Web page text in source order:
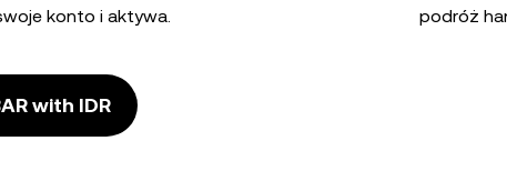
konto i aktywa.
podróż
with IDR